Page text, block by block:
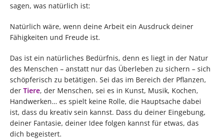
sagen, was natürlich ist:
Natürlich wäre, wenn deine Arbeit ein Ausdruck deiner
Fähigkeiten und Freude ist.
Das ist ein natürliches Bedürfnis, denn es liegt in der Natur
des Menschen – anstatt nur das Überleben zu sichern – sich
schöpferisch zu betätigen. Sei das im Bereich der Pflanzen,
der Tiere, der Menschen, sei es in Kunst, Musik, Kochen,
Handwerken… es spielt keine Rolle, die Hauptsache dabei
ist, dass du kreativ sein kannst. Dass du deiner Eingebung,
deiner Fantasie, deiner Idee folgen kannst für etwas, das
dich begeistert.